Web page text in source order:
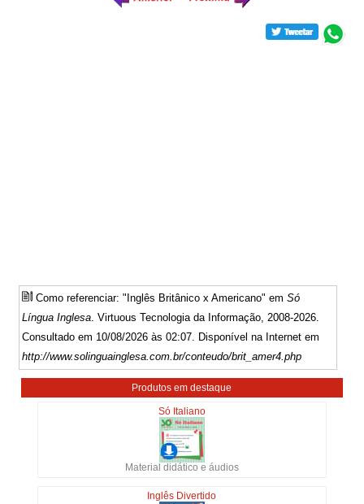
Como referenciar: "Inglês Britânico x Americano" emSó
Língua Inglesa . Virtuous Tecnologia da Informação, 2008-2026.
Consultado em 10/08/2026 às 02:07. Disponível na Internet em
http://www.solinguainglesa.com.br/conteudo/brit_amer4.php
Produtos em destaque
Só Italiano
Material didático e áudios
Inglês Divertido